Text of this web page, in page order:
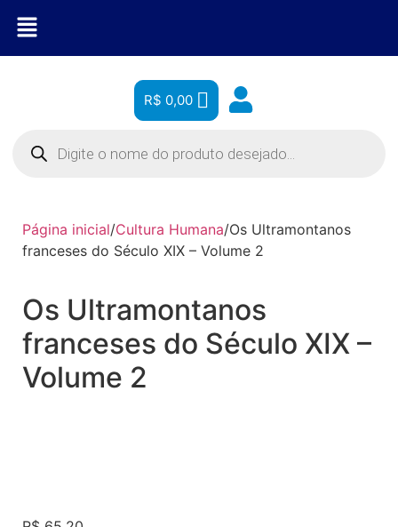
R$ 0,00
Página inicial/Cultura Humana/Os Ultramontanos
franceses do Século XIX – Volume 2
Os Ultramontanos
franceses do Século XIX –
Volume 2